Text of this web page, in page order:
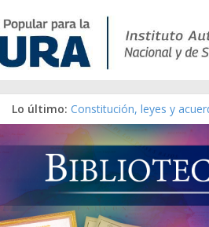
Lo último: Constitución, leyes y
Una Parálisis [material
Modesta Bor Sánchez
Gaceta Oficial de la
Catálogo temático de